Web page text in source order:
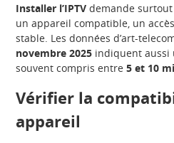
Installer l’IPTV demande
un appareil compatible, un
stable. Les données d’art-
novembre 2025 indiquent aussi
souvent compris entre5 et 10
Vérifier la
appareil